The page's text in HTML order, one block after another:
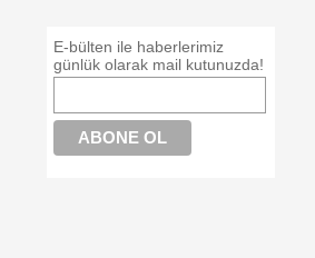
E-bülten ile haberlerimiz
günlük olarak mail kutunuzda!